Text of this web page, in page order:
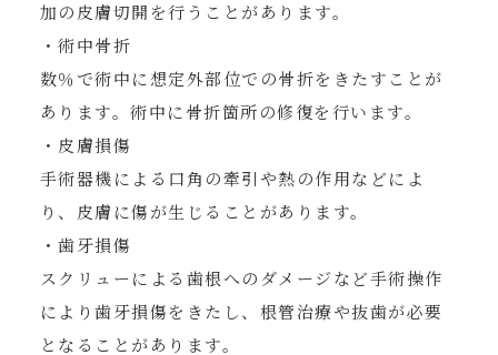
加の皮膚切開を行うことがあります。
・術中骨折
数％で術中に想定外部位での骨折をきたすことが
あります。術中に骨折箇所の修復を行います。
・皮膚損傷
手術器機による口角の牽引や熱の作用などによ
り、皮膚に傷が生じることがあります。
・歯牙損傷
スクリューによる歯根へのダメージなど手術操作
により歯牙損傷をきたし、根管治療や抜歯が必要
となることがあります。